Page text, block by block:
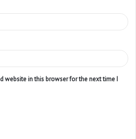
website in this browser for the next time I